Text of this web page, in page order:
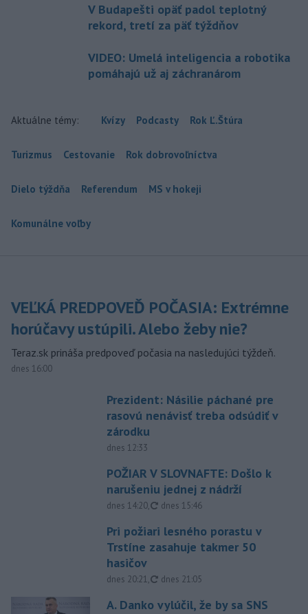
V Budapešti opäť padol teplotný
rekord, tretí za päť týždňov
VIDEO: Umelá inteligencia a robotika
pomáhajú už aj záchranárom
Aktuálne témy: Kvízy Podcasty Rok Ľ.Štúra
Turizmus Cestovanie Rok dobrovoľníctva
Dielo týždňa Referendum MS v hokeji
Komunálne voľby
VEĽKÁ PREDPOVEĎ POČASIA: Extrémne
horúčavy ustúpili. Alebo žeby nie?
Teraz.sk prináša predpoveď počasia na nasledujúci týždeň.
dnes 16:00
Prezident: Násilie páchané pre
rasovú nenávisť treba odsúdiť v
zárodku
dnes 12:33
POŽIAR V SLOVNAFTE: Došlo k
narušeniu jednej z nádrží
dnes 14:20, aktualizované
dnes 15:46
Pri požiari lesného porastu v
Trstíne zasahuje takmer 50
hasičov
dnes 20:21, aktualizované
dnes 21:05
A. Danko vylúčil, že by sa SNS